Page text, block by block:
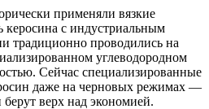
применяли вязкие
с индустриальным
традиционно проводились на
углеводородном
Сейчас специализированные
даже на черновых режимах —
верх над экономией.